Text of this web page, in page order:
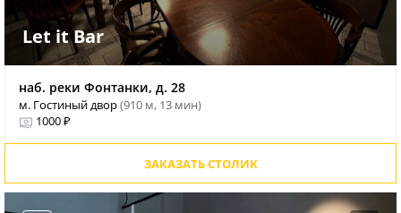
Let it Bar
наб. реки Фонтанки, д. 28
м. Гостиный двор(910 м, 13 мин)
1000 ₽
ЗАКАЗАТЬ СТОЛИК